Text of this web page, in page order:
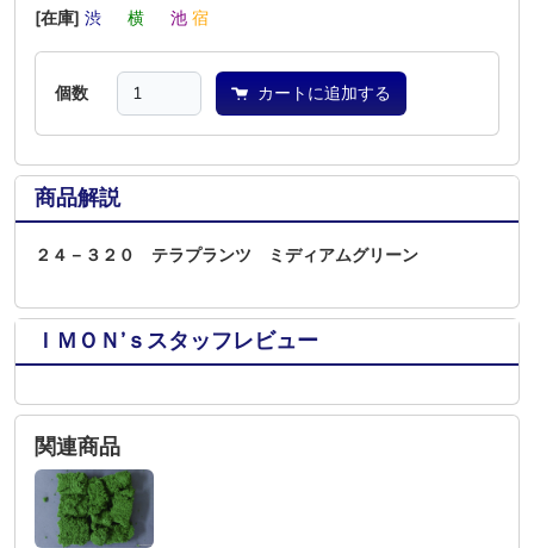
[在庫] 渋 横 池 宿
個数 カートに追加する
商品解説
２４－３２０ テラプランツ ミディアムグリーン
ＩＭＯＮ’ｓスタッフレビュー
関連商品